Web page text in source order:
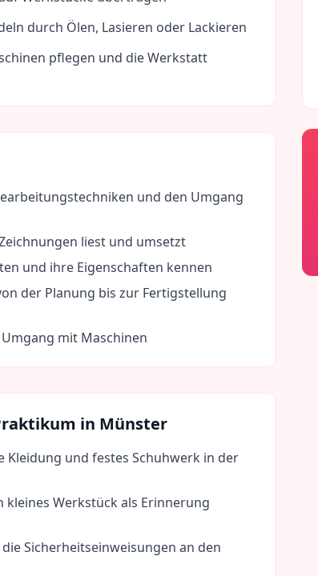
durch Ölen, Lasieren oder Lackieren
pflegen und die Werkstatt
und den Umgang
liest und umsetzt
und ihre Eigenschaften kennen
der Planung bis zur Fertigstellung
mit Maschinen
in Münster
Kleidung und festes Schuhwerk in der
kleines Werkstück als Erinnerung
Sicherheitseinweisungen an den